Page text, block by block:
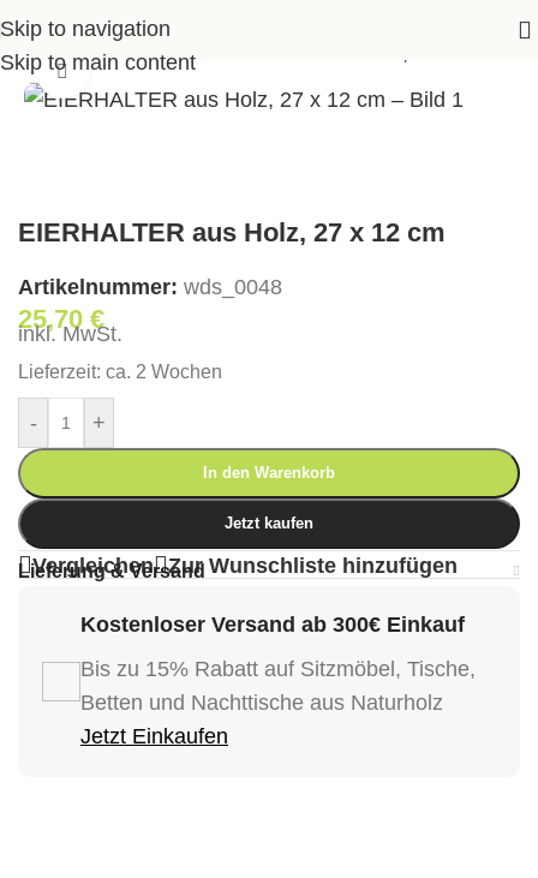
Skip to navigation
Skip to main content
>Küche>EIERHALTER aus Holz, 27 x 12 cm
Klick zum Vergrößern
EIERHALTER aus Holz, 27 x 12 cm
Artikelnummer: wds_0048
25,70 €
inkl. MwSt.
Lieferzeit: ca. 2 Wochen
- +
In den Warenkorb
Jetzt kaufen
Vergleichen Zur Wunschliste hinzufügen
Lieferung & Versand
Kostenloser Versand ab 300€ Einkauf
Bis zu 15% Rabatt auf Sitzmöbel, Tische,
Betten und Nachttische aus Naturholz
Jetzt Einkaufen